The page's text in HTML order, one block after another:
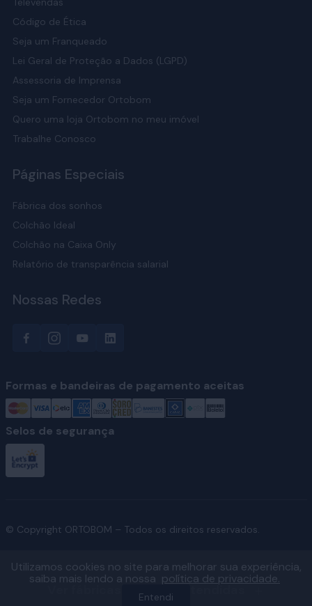
Código de Ética
Seja um Franqueado
Lei Geral de Proteção a Dados (LGPD)
Assessoria de Imprensa
Seja um Fornecedor Ortobom
Quero uma loja Ortobom no meu imóvel
Trabalhe Conosco
Páginas Especiais
Fábrica dos sonhos
Colchão Ideal
Colchão na Caixa Only
Relatório de transparência salarial
Nossas Redes
Formas e bandeiras de pagamento aceitas
Selos de segurança
© Copyright ORTOBOM – Todos os direitos reservados.
Ver fábricas e regiões atendidas
Utilizamos cookies no site para melhorar sua experiência,
saiba mais lendo a nossa política de privacidade.
Entendi